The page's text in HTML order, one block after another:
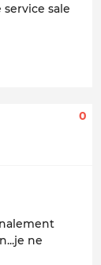
sale
0
ne